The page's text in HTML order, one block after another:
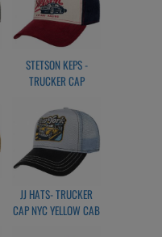
STETSON KEPS -
TRUCKER CAP
JJ HATS- TRUCKER
CAP NYC YELLOW CAB